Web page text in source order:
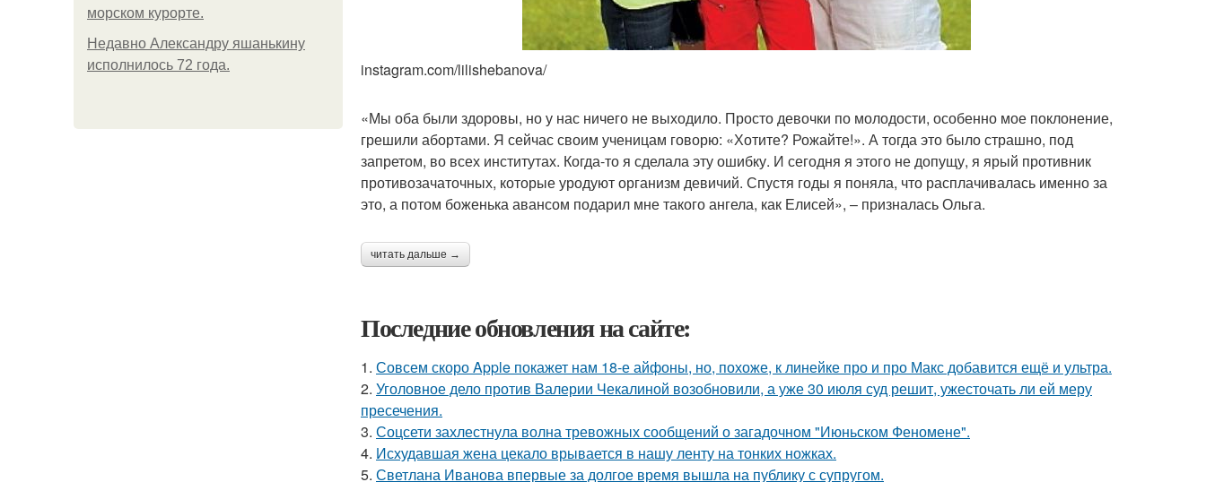
морском курорте.
Недавно Александру яшанькину
исполнилось 72 года.
instagram.com/lilishebanova/
«Мы оба были здоровы, но у нас ничего не выходило. Просто девочки по молодости, особенно мое поклонение,
грешили абортами. Я сейчас своим ученицам говорю: «Хотите? Рожайте!». А тогда это было страшно, под
запретом, во всех институтах. Когда-то я сделала эту ошибку. И сегодня я этого не допущу, я ярый противник
противозачаточных, которые уродуют организм девичий. Спустя годы я поняла, что расплачивалась именно за
это, а потом боженька авансом подарил мне такого ангела, как Елисей», – призналась Ольга.
читать дальше →
Последние обновления на сайте:
1. Совсем скоро Apple покажет нам 18-е айфоны, но, похоже, к линейке про и про Макс добавится ещё и ультра.
2. Уголовное дело против Валерии Чекалиной возобновили, а уже 30 июля суд решит, ужесточать ли ей меру
пресечения.
3. Соцсети захлестнула волна тревожных сообщений о загадочном "Июньском Феномене".
4. Исхудавшая жена цекало врывается в нашу ленту на тонких ножках.
5. Светлана Иванова впервые за долгое время вышла на публику с супругом.